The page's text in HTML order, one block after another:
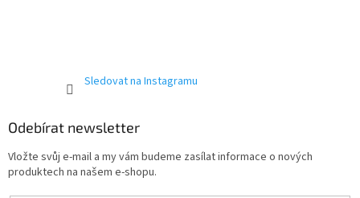
Sledovat na Instagramu
Odebírat newsletter
Vložte svůj e-mail a my vám budeme zasílat informace o nových
produktech na našem e-shopu.